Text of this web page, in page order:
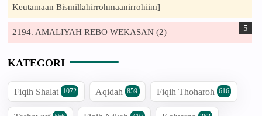
Keutamaan Bismillahirrohmaanirrohiim]
2194. AMALIYAH REBO WEKASAN (2)
KATEGORI
Fiqih Shalat 1072 Aqidah 859 Fiqih Thoharoh 616